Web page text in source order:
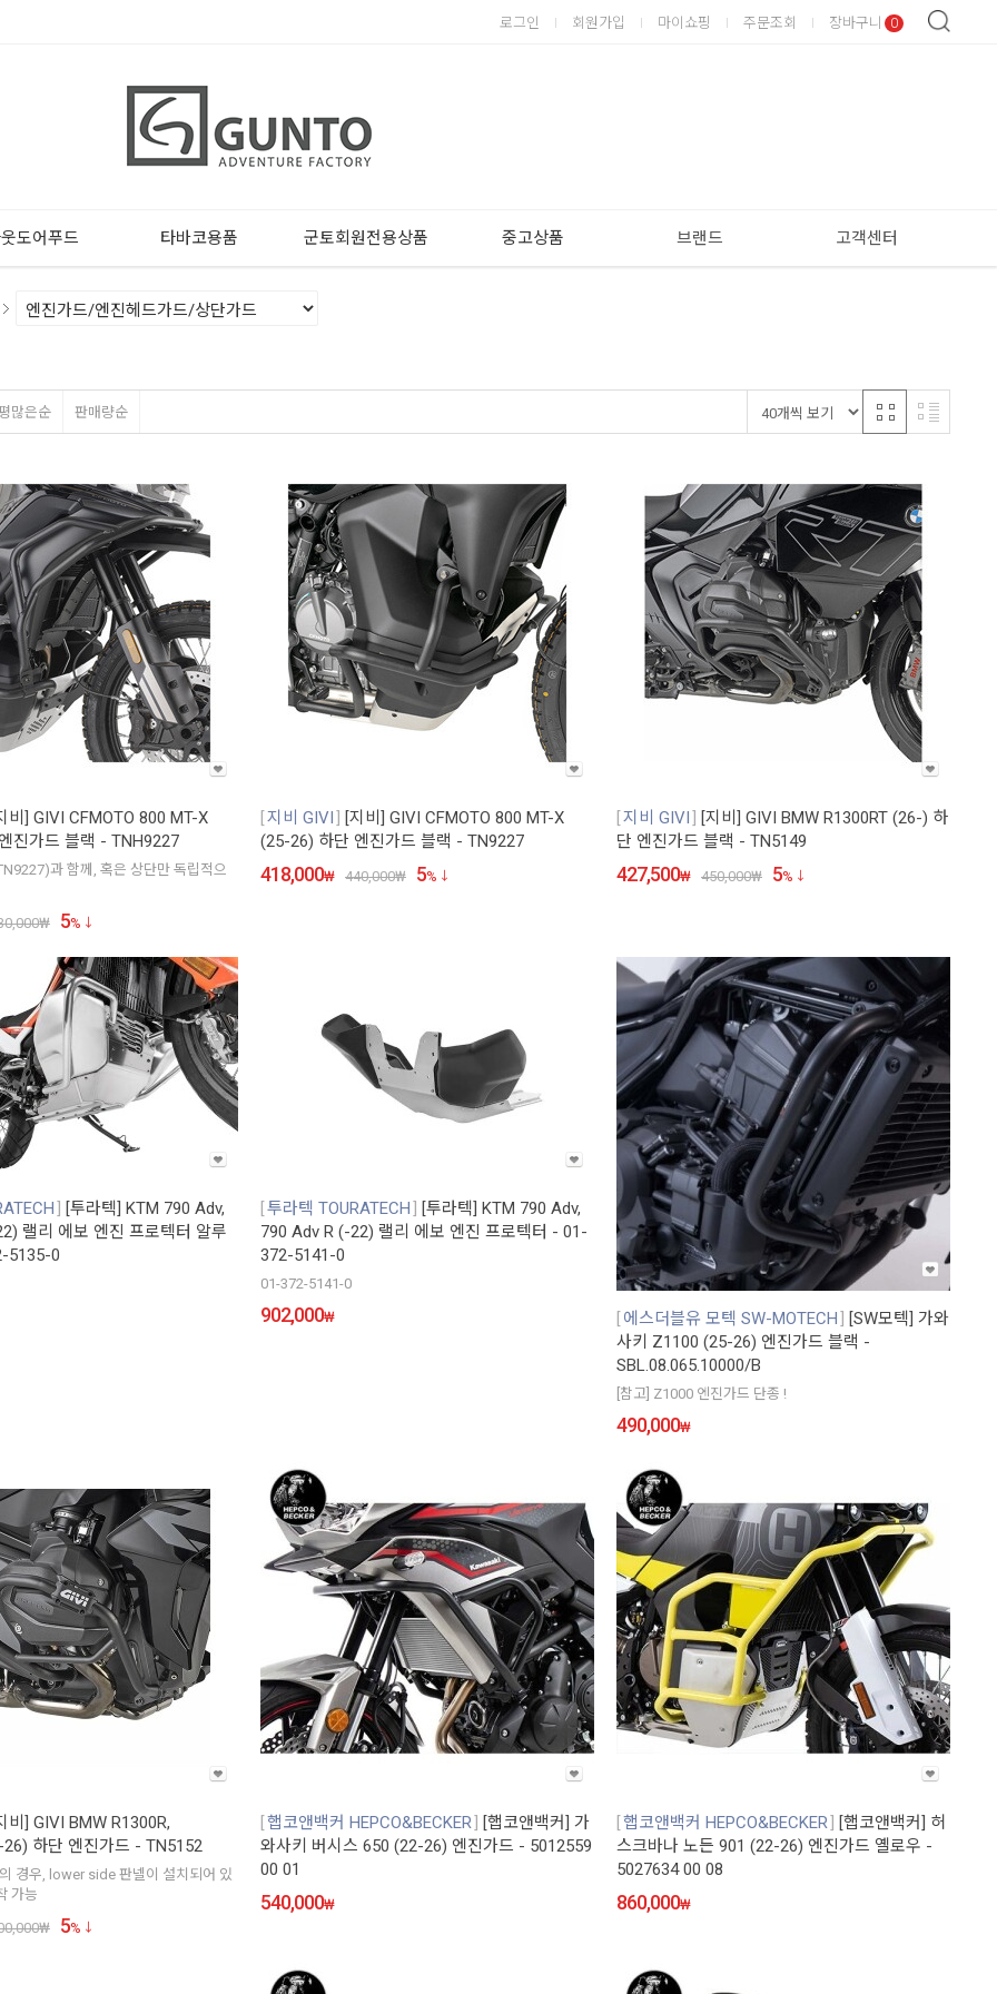
로그인 회원가입 마이쇼핑 주문조회 장바구니 0
도어푸드 타바코용품 군토회원전용상품 중고상품 브랜드 고객센터
많은순 판매량순
비] GIVI CFMOTO 800 MT-X
진가드 블랙 - TNH9227
과 함께, 혹은 상단만 독립적으
₩ 5%
지비 GIVI
[지비] GIVI CFMOTO 800 MT-X
(25-26) 하단 엔진가드 블랙 - TN9227
418,000₩ 440,000₩ 5%
지비 GIVI
[지비] GIVI BMW R1300RT (26-) 하
단 엔진가드 블랙 - TN5149
427,500₩ 450,000₩ 5%
[투라텍] KTM 790 Adv,
랠리 에보 엔진 프로텍터 알루
5135-0
투라텍 TOURATECH
[투라텍] KTM 790 Adv,
790 Adv R (-22) 랠리 에보 엔진 프로텍터 - 01-
372-5141-0
01-372-5141-0
902,000₩ 에스더블유 모텍 SW-MOTECH
[SW모텍] 가와
사키 Z1100 (25-26) 엔진가드 블랙 -
SBL.08.065.10000/B
[참고] Z1000 엔진가드 단종 !
490,000₩
비] GIVI BMW R1300R,
26) 하단 엔진가드 - TN5152
경우, lower side 판넬이 설치되어 있
가능
₩ 5%
햅코앤백커 HEPCO&BECKER
[햅코앤백커] 가
와사키 버시스 650 (22-26) 엔진가드 - 5012559
00 01
540,000₩
햅코앤백커 HEPCO&BECKER
[햅코앤백커] 허
스크바나 노든 901 (22-26) 엔진가드 옐로우 -
5027634 00 08
860,000₩